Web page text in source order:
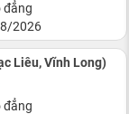
2026
Liêu, Vĩnh Long)